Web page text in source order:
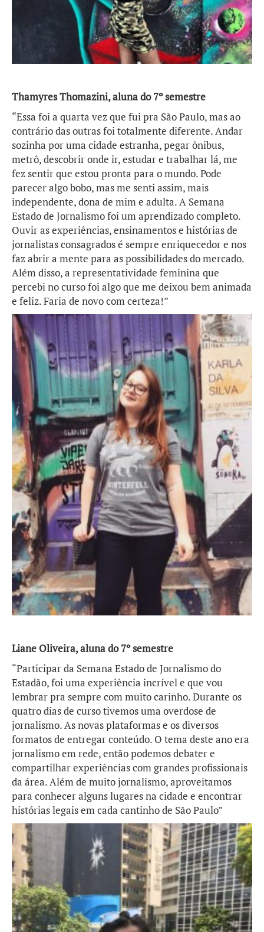
Thamyres Thomazini, aluna do 7º semestre
“Essa foi a quarta vez que fui pra São Paulo, mas ao
contrário das outras foi totalmente diferente. Andar
sozinha por uma cidade estranha, pegar ônibus,
metrô, descobrir onde ir, estudar e trabalhar lá, me
fez sentir que estou pronta para o mundo. Pode
parecer algo bobo, mas me senti assim, mais
independente, dona de mim e adulta. A Semana
Estado de Jornalismo foi um aprendizado completo.
Ouvir as experiências, ensinamentos e histórias de
jornalistas consagrados é sempre enriquecedor e nos
faz abrir a mente para as possibilidades do mercado.
Além disso, a representatividade feminina que
percebi no curso foi algo que me deixou bem animada
e feliz. Faria de novo com certeza!”
Liane Oliveira, aluna do 7º semestre
“Participar da Semana Estado de Jornalismo do
Estadão, foi uma experiência incrível e que vou
lembrar pra sempre com muito carinho. Durante os
quatro dias de curso tivemos uma overdose de
jornalismo. As novas plataformas e os diversos
formatos de entregar conteúdo. O tema deste ano era
jornalismo em rede, então podemos debater e
compartilhar experiências com grandes profissionais
da área. Além de muito jornalismo, aproveitamos
para conhecer alguns lugares na cidade e encontrar
histórias legais em cada cantinho de São Paulo”